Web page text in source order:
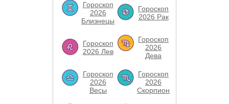
Гороскоп
2026
Близнецы
Гороскоп
2026 Рак
Гороскоп
2026 Лев
Гороскоп
2026
Дева
Гороскоп
2026
Весы
Гороскоп
2026
Скорпион